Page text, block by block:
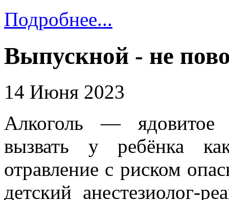
Подробнее...
Выпускной - не
14 Июня 2023
Алкоголь — ядовитое
вызвать у ребёнка
отравление с риском
детский анестезиолог-